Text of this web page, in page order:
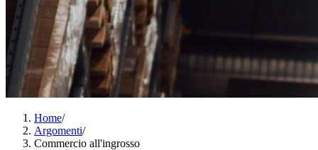
Home/
Argomenti/
Commercio all'ingrosso